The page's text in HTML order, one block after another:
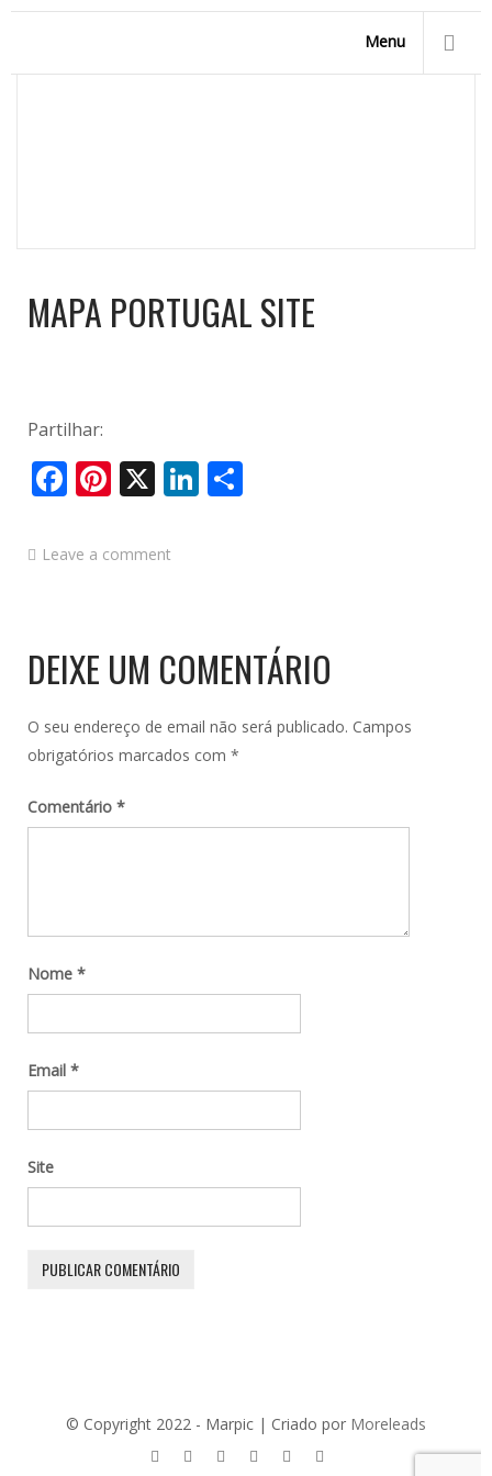
Menu
MAPA PORTUGAL SITE
Partilhar:
Facebook
Pinterest
X LinkedIn
Leave a comment
DEIXE UM COMENTÁRIO
O seu endereço de email não será publicado. Campos
obrigatórios marcados com *
Comentário *
Nome *
Email *
Site
© Copyright 2022 - Marpic | Criado por Moreleads